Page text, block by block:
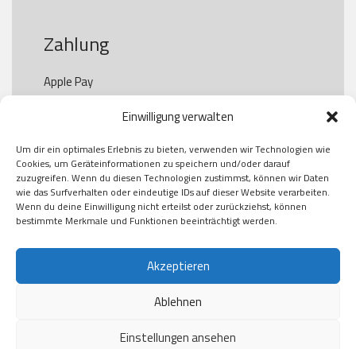
Einwilligung verwalten
Um dir ein optimales Erlebnis zu bieten, verwenden wir Technologien wie
Cookies, um Geräteinformationen zu speichern und/oder darauf
zuzugreifen. Wenn du diesen Technologien zustimmst, können wir Daten
wie das Surfverhalten oder eindeutige IDs auf dieser Website verarbeiten.
Wenn du deine Einwilligung nicht erteilst oder zurückziehst, können
bestimmte Merkmale und Funktionen beeinträchtigt werden.
Akzeptieren
Ablehnen
Einstellungen ansehen
Zahlung
Apple Pay
Paypal
Kauf auf Rechung
Klarna
American Express